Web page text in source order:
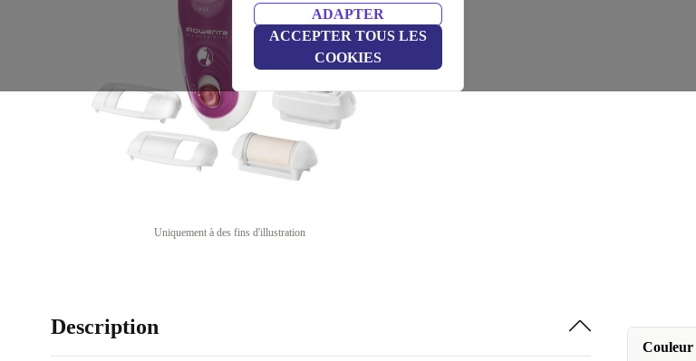
ADAPTER
ACCEPTER TOUS LES
COOKIES
Uniquement à des fins d'illustration
Couleur
Description